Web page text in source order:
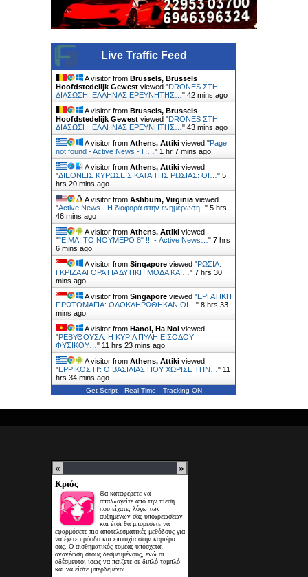
Live Traffic Feed
A visitor from Brussels, Brussels
Hoofdstedelijk Gewest viewed "DRONES ΣΤΗ
ΔΙΑΣΩΣΗ: ΕΛΛΗΝΑΣ ΕΡΕΥΝΗΤΗΣ… " 42 mins ago
A visitor from Brussels, Brussels
Hoofdstedelijk Gewest viewed "DRONES ΣΤΗ
ΔΙΑΣΩΣΗ: ΕΛΛΗΝΑΣ ΕΡΕΥΝΗΤΗΣ… " 43 mins ago
A visitor from Athens, Attiki viewed "Page
not found - Active News - Η… " 1 hr 7 mins ago
A visitor from Athens, Attiki viewed
"ΔΙΕΘΝΕΙΣ ΚΥΡΩΣΕΙΣ ΚΑΤΑ ΤΗΣ ΡΩΣΙΑΣ: ΟΙ… " 5
hrs 20 mins ago
A visitor from Ashburn, Virginia viewed
"Active News - Η διαφορά στην ενημέρωση -" 5 hrs
46 mins ago
A visitor from Athens, Attiki viewed
""ΕΙΜΑΙ ΤΟ ΝΟΥΜΕΡΟ 8" !!! - Active News… " 7 hrs
6 mins ago
A visitor from Singapore viewed "ΡΩΣΙΑ:
ΓΚΡΙΖΑ ΑΓΟΡΑ ΓΙΑ ΔΥΤΙΚΗ ΜΟΔΑ ΚΑΙ… " 7 hrs 30
mins ago
A visitor from Singapore viewed "ΕΡΓΑΤΙΚΗ
ΠΡΩΤΟΜΑΓΙΑ: ΟΛΟΚΛΗΡΩΘΗΚΑΝ ΟΙ… " 8 hrs 33
mins ago
A visitor from Hanoi, Ha Noi viewed
"ΡΕΒΥΘΟΥΣΑ: H ΚΥΡΙΑ ΠΥΛΗ ΕΙΣΟΔΟΥ
ΦΥΣΙΚΟΥ… " 11 hrs 23 mins ago
A visitor from Athens, Attiki viewed
"ΕΡΡΙΚΟΣ H': Ο ΒΑΣΙΛΙΑΣ ΠΟΥ ΧΩΡΙΣΕ ΤΗΝ… " 11
hrs 34 mins ago
Get Script Real Time Tracking ON